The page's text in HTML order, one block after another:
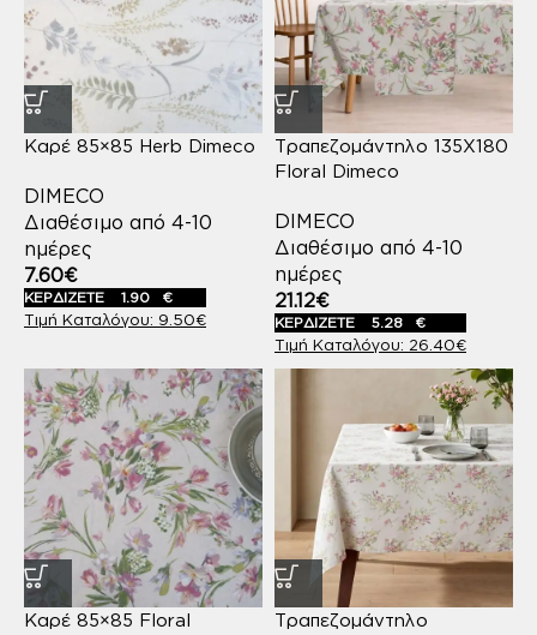
Καρέ 85×85 Herb Dimeco
DIMECO
Διαθέσιμο από 4-10
ημέρες
9.50€
7.60€
ΚΕΡΔΙΖΕΤΕ 1.90 €
Τραπεζομάντηλο 135Χ180
Floral Dimeco
DIMECO
Διαθέσιμο από 4-10
ημέρες
26.40€
21.12€
ΚΕΡΔΙΖΕΤΕ 5.28 €
Καρέ 85×85 Floral
Τραπεζομάντηλο